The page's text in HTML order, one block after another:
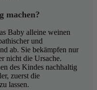
machen?
Baby alleine weinen
und
ab. Sie bekämpfen nur
nicht die Ursache.
des Kindes nachhaltig
zuerst die
lassen.